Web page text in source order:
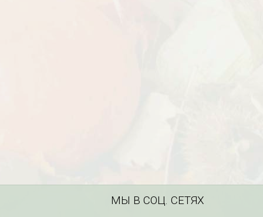
МЫ В СОЦ. СЕТЯХ